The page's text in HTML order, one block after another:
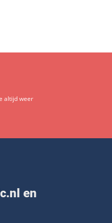
altijd weer
en